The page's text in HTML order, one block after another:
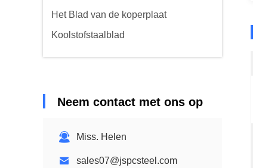
Het Blad van de koperplaat
Koolstofstaalblad
Neem contact met ons op
Miss. Helen
sales07@jspcsteel.com